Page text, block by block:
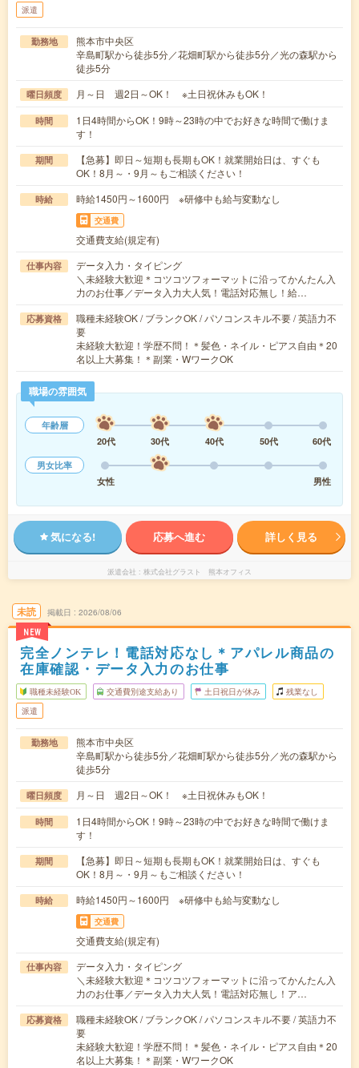
派遣
勤務地
熊本市中央区
辛島町駅から徒歩5分／花畑町駅から徒歩5分／光の森駅から
徒歩5分
曜日頻度 月～日 週2日～OK！ ※土日祝休みもOK！
時間
1日4時間からOK！9時～23時の中でお好きな時間で働けま
す！
期間
【急募】即日～短期も長期もOK！就業開始日は、すぐも
OK！8月～・9月～もご相談ください！
時給 時給1450円～1600円 ※研修中も給与変動なし
交通費
交通費支給(規定有)
仕事内容
データ入力・タイピング
＼未経験大歓迎＊コツコツフォーマットに沿ってかんたん入
力のお仕事／データ入力大人気！電話対応無し！給…
応募資格
職種未経験OK / ブランクOK / パソコンスキル不要 / 英語力不
要
未経験大歓迎！学歴不問！＊髪色・ネイル・ピアス自由＊20
名以上大募集！＊副業・WワークOK
職場の雰囲気
年齢層
20代
30代 40代 50代
60代
男女比率
女性
男性
気になる! 応募へ進む 詳しく見る
派遣会社 株式会社グラスト 熊本オフィス
未読
NEW
掲載日 2026/08/06
完全ノンテレ！電話対応なし＊アパレル商品の
在庫確認・データ入力のお仕事
職種未経験OK 交通費別途支給あり 土日祝日が休み 残業なし
派遣
勤務地
熊本市中央区
辛島町駅から徒歩5分／花畑町駅から徒歩5分／光の森駅から
徒歩5分
曜日頻度 月～日 週2日～OK！ ※土日祝休みもOK！
時間
1日4時間からOK！9時～23時の中でお好きな時間で働けま
す！
期間
【急募】即日～短期も長期もOK！就業開始日は、すぐも
OK！8月～・9月～もご相談ください！
時給 時給1450円～1600円 ※研修中も給与変動なし
交通費
交通費支給(規定有)
仕事内容
データ入力・タイピング
＼未経験大歓迎＊コツコツフォーマットに沿ってかんたん入
力のお仕事／データ入力大人気！電話対応無し！ア…
応募資格
職種未経験OK / ブランクOK / パソコンスキル不要 / 英語力不
要
未経験大歓迎！学歴不問！＊髪色・ネイル・ピアス自由＊20
名以上大募集！＊副業・WワークOK